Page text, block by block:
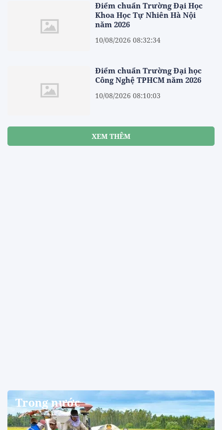
Điểm chuẩn Trường Đại Học
Khoa Học Tự Nhiên Hà Nội
năm 2026
10/08/2026 08:32:34
Điểm chuẩn Trường Đại học
Công Nghệ TPHCM năm 2026
10/08/2026 08:10:03
XEM THÊM
Trong nước